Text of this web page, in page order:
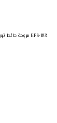
مروحة حائط تورنيدو 18 بوصة 4 ريشة ريموت أسود EPS-18R